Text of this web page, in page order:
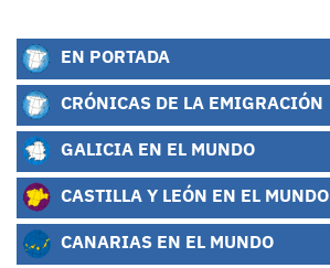
EN PORTADA
CRÓNICAS DE LA EMIGRACIÓN
GALICIA EN EL MUNDO
CASTILLA Y LEÓN EN EL MUNDO
CANARIAS EN EL MUNDO